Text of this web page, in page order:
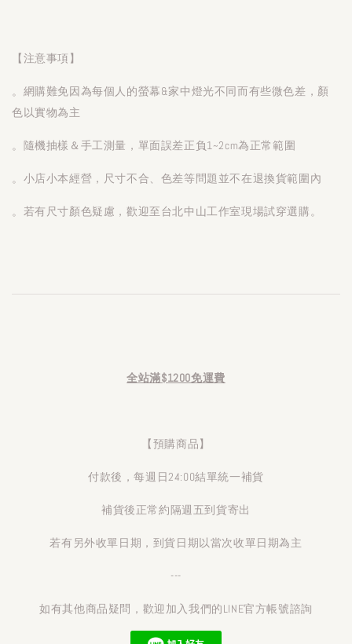
【注意事項】
。網購難免因為每個人的螢幕&家中燈光不同而有些微色差，顏
色以實物為主
。隨機抽樣＆手工測量，單面誤差正負1~2cm為正常範圍
。小店小本經營，尺寸不合、色差等問題並不在退換貨範圍內
。若有尺寸顏色疑慮，歡迎至台北中山工作室現場試穿選購。
全站滿$1200免運費
【預購商品】
付款後，每週日24:00結單統一補貨
補貨後正常約隔週五到貨寄出
若有另外收單日期，到貨日期以當次收單日期為主
---
如有其他商品疑問，歡迎加入我們的LINE官方帳號諮詢